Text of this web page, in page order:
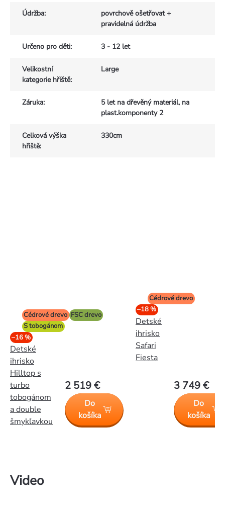
Údržba:
povrchově ošetřovat +
pravidelná údržba
Určeno pro děti: 3 - 12 let
Velikostní
kategorie hřiště:
Large
Záruka:
5 let na dřevěný materiál, na
plast.komponenty 2
Celková výška
hřiště:
330cm
Cédrové drevo FSC drevo
S tobogánom
–16 %
Detské
ihrisko
Hilltop s
turbo
tobogánom
a double
šmykľavkou
2 519 €
Do
košíka
Cédrové drevo
–18 %
Detské
ihrisko
Safari
Fiesta
3 749 €
Do
košíka
Video